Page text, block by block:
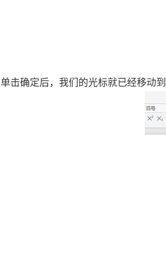
单击确定后，我们的光标就已经移动